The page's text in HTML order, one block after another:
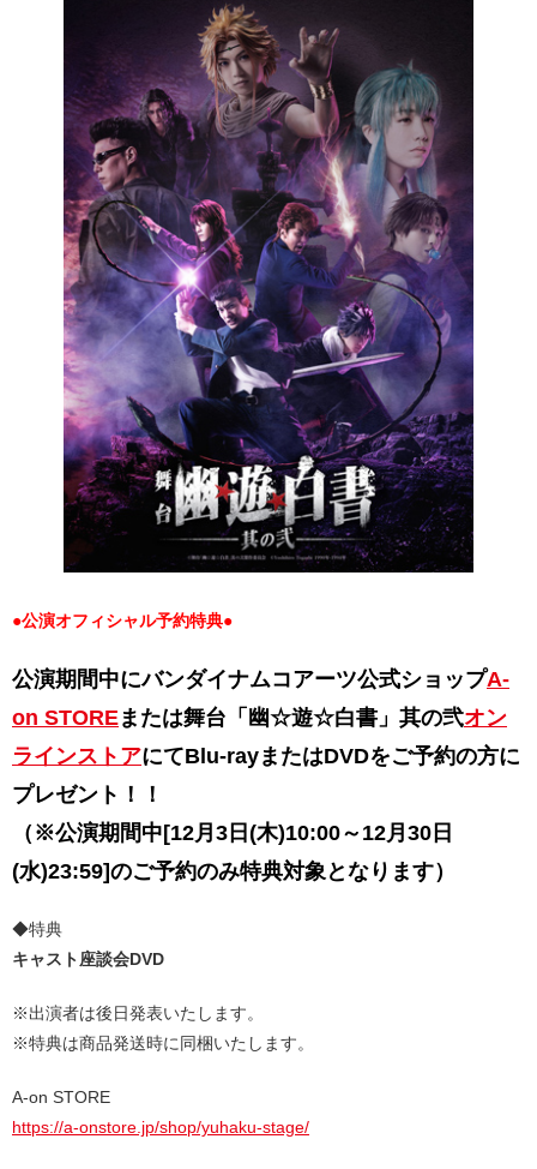
●公演オフィシャル予約特典●
公演期間中にバンダイナムコアーツ公式ショップA-
on STOREまたは舞台「幽☆遊☆白書」其の弐オン
ラインストアにてBlu-rayまたはDVDをご予約の方に
プレゼント！！
（※公演期間中[12月3日(木)10:00～12月30日
(水)23:59]のご予約のみ特典対象となります）
◆特典
キャスト座談会DVD
※出演者は後日発表いたします。
※特典は商品発送時に同梱いたします。
A-on STORE
https://a-onstore.jp/shop/yuhaku-stage/